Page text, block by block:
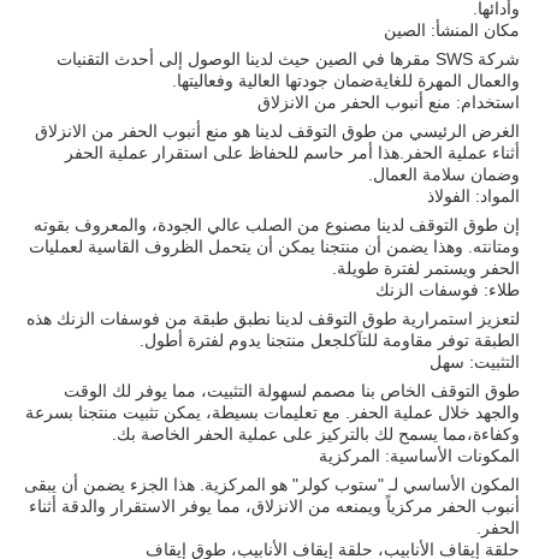
وأدائها.
مكان المنشأ: الصين
شركة SWS مقرها في الصين حيث لدينا الوصول إلى أحدث التقنيات
والعمال المهرة للغايةضمان جودتها العالية وفعاليتها.
استخدام: منع أنبوب الحفر من الانزلاق
الغرض الرئيسي من طوق التوقف لدينا هو منع أنبوب الحفر من الانزلاق
أثناء عملية الحفر.هذا أمر حاسم للحفاظ على استقرار عملية الحفر
وضمان سلامة العمال.
المواد: الفولاذ
إن طوق التوقف لدينا مصنوع من الصلب عالي الجودة، والمعروف بقوته
ومتانته. وهذا يضمن أن منتجنا يمكن أن يتحمل الظروف القاسية لعمليات
الحفر ويستمر لفترة طويلة.
طلاء: فوسفات الزنك
لتعزيز استمرارية طوق التوقف لدينا نطبق طبقة من فوسفات الزنك هذه
الطبقة توفر مقاومة للتآكلجعل منتجنا يدوم لفترة أطول.
التثبيت: سهل
طوق التوقف الخاص بنا مصمم لسهولة التثبيت، مما يوفر لك الوقت
والجهد خلال عملية الحفر. مع تعليمات بسيطة، يمكن تثبيت منتجنا بسرعة
وكفاءة،مما يسمح لك بالتركيز على عملية الحفر الخاصة بك.
المكونات الأساسية: المركزية
المكون الأساسي لـ "ستوب كولر" هو المركزية. هذا الجزء يضمن أن يبقى
أنبوب الحفر مركزياً ويمنعه من الانزلاق، مما يوفر الاستقرار والدقة أثناء
الحفر.
حلقة إيقاف الأنابيب، حلقة إيقاف الأنابيب، طوق إيقاف